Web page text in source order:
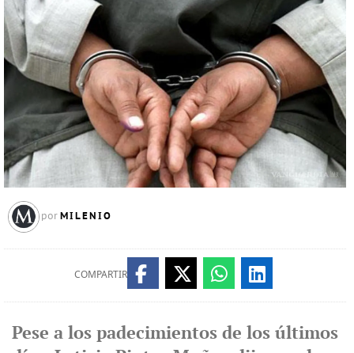
por MILENIO
COMPARTIR
Pese a los padecimientos de los últimos